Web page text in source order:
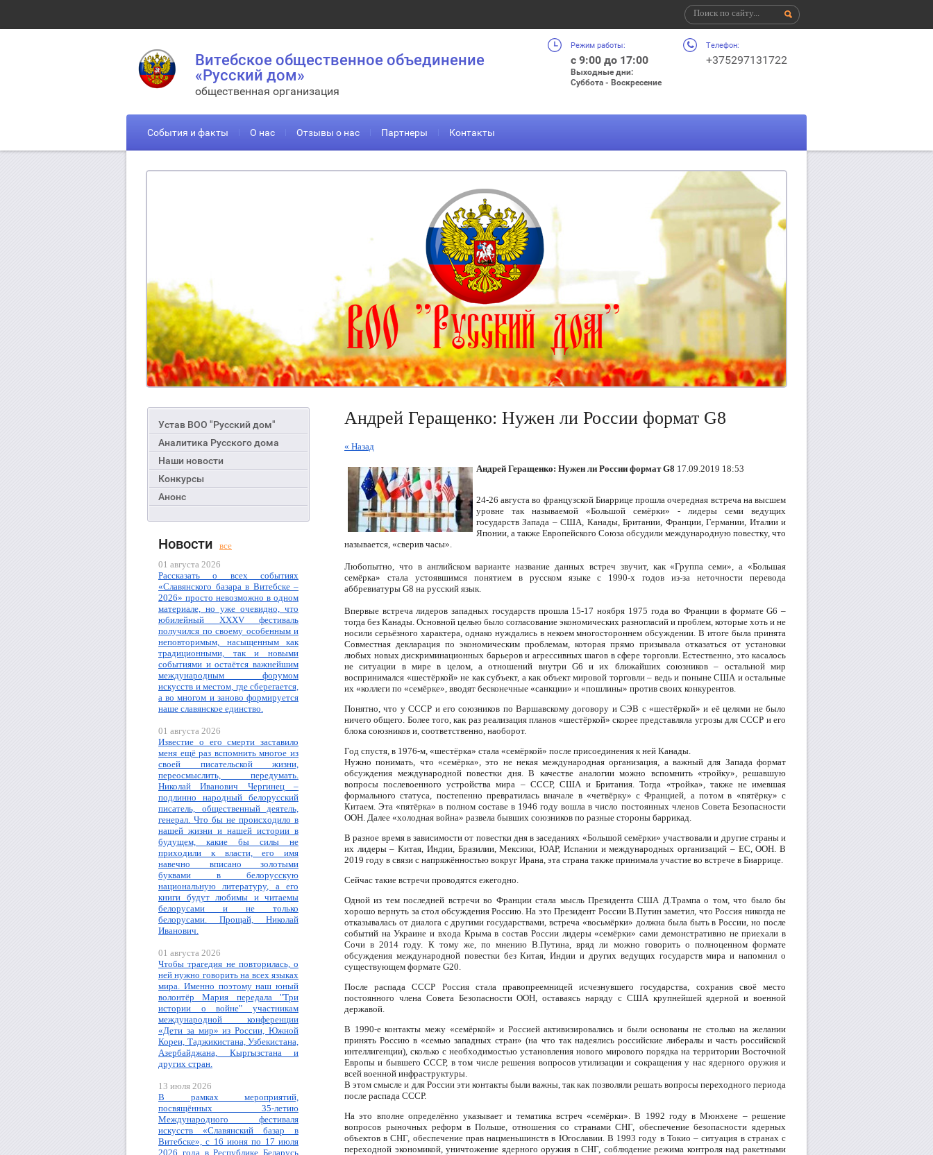
Витебское общественное объединение
«Русский дом»
общественная организация
Телефон:
+375297131722
Режим работы:
с 9:00 до 17:00
Выходные дни:
Суббота - Воскресение
События и факты О нас Отзывы о нас Партнеры Контакты
Устав ВОО "Русский дом"
Аналитика Русского дома
Наши новости
Конкурсы
Анонс
Новости
все
01 августа 2026
Рассказать о всех событиях
«Славянского базара в Витебске –
2026» просто невозможно в одном
материале, но уже очевидно, что
юбилейный XXXV фестиваль
получился по своему особенным и
неповторимым, насыщенным как
традиционными, так и новыми
событиями и остаётся важнейшим
международным форумом
искусств и местом, где сберегается,
а во многом и заново формируется
наше славянское единство.
01 августа 2026
Известие о его смерти заставило
меня ещё раз вспомнить многое из
своей писательской жизни,
переосмыслить, передумать.
Николай Иванович Чергинец –
подлинно народный белорусский
писатель, общественный деятель,
генерал. Что бы не происходило в
нашей жизни и нашей истории в
будущем, какие бы силы не
приходили к власти, его имя
навечно вписано золотыми
буквами в белорусскую
национальную литературу, а его
книги будут любимы и читаемы
белорусами и не только
белорусами. Прощай, Николай
Иванович.
01 августа 2026
Чтобы трагедия не повторилась, о
ней нужно говорить на всех языках
мира. Именно поэтому наш юный
волонтёр Мария передала "Три
истории о войне" участникам
международной конференции
«Дети за мир» из России, Южной
Кореи, Таджикистана, Узбекистана,
Азербайджана, Кыргызстана и
других стран.
13 июля 2026
В рамках мероприятий,
посвящённых 35-летию
Международного фестиваля
искусств «Славянский базар в
Витебске», с 16 июня по 17 июля
2026 года в Республике Беларусь
Андрей Геращенко: Нужен ли России формат G8
« Назад
Андрей Геращенко: Нужен ли России формат G8 17.09.2019 18:53
24-26 августа во французской Биаррице прошла очередная встреча на высшем
уровне так называемой «Большой семёрки» - лидеры семи ведущих
государств Запада – США, Канады, Британии, Франции, Германии, Италии и
Японии, а также Европейского Союза обсудили международную повестку, что
называется, «сверив часы».
Любопытно, что в английском варианте название данных встреч звучит, как «Группа семи», а «Большая
семёрка» стала устоявшимся понятием в русском языке с 1990-х годов из-за неточности перевода
аббревиатуры G8 на русский язык.
Впервые встреча лидеров западных государств прошла 15-17 ноября 1975 года во Франции в формате G6 –
тогда без Канады. Основной целью было согласование экономических разногласий и проблем, которые хоть и не
носили серьёзного характера, однако нуждались в некоем многостороннем обсуждении. В итоге была принята
Совместная декларация по экономическим проблемам, которая прямо призывала отказаться от установки
любых новых дискриминационных барьеров и агрессивных шагов в сфере торговли. Естественно, это касалось
не ситуации в мире в целом, а отношений внутри G6 и их ближайших союзников – остальной мир
воспринимался «шестёркой» не как субъект, а как объект мировой торговли – ведь и поныне США и остальные
их «коллеги по «семёрке», вводят бесконечные «санкции» и «пошлины» против своих конкурентов.
Понятно, что у СССР и его союзников по Варшавскому договору и СЭВ с «шестёркой» и её целями не было
ничего общего. Более того, как раз реализация планов «шестёркой» скорее представляла угрозы для СССР и его
блока союзников и, соответственно, наоборот.
Год спустя, в 1976-м, «шестёрка» стала «семёркой» после присоединения к ней Канады.
Нужно понимать, что «семёрка», это не некая международная организация, а важный для Запада формат
обсуждения международной повестки дня. В качестве аналогии можно вспомнить «тройку», решавшую
вопросы послевоенного устройства мира – СССР, США и Британия. Тогда «тройка», также не имевшая
формального статуса, постепенно превратилась вначале в «четвёрку» с Францией, а потом в «пятёрку» с
Китаем. Эта «пятёрка» в полном составе в 1946 году вошла в число постоянных членов Совета Безопасности
ООН. Далее «холодная война» развела бывших союзников по разные стороны баррикад.
В разное время в зависимости от повестки дня в заседаниях «Большой семёрки» участвовали и другие страны и
их лидеры – Китая, Индии, Бразилии, Мексики, ЮАР, Испании и международных организаций – ЕС, ООН. В
2019 году в связи с напряжённостью вокруг Ирана, эта страна также принимала участие во встрече в Биаррице.
Сейчас такие встречи проводятся ежегодно.
Одной из тем последней встречи во Франции стала мысль Президента США Д.Трампа о том, что было бы
хорошо вернуть за стол обсуждения Россию. На это Президент России В.Путин заметил, что Россия никогда не
отказывалась от диалога с другими государствами, встреча «восьмёрки» должна была быть в России, но после
событий на Украине и входа Крыма в состав России лидеры «семёрки» сами демонстративно не приехали в
Сочи в 2014 году. К тому же, по мнению В.Путина, вряд ли можно говорить о полноценном формате
обсуждения международной повестки без Китая, Индии и других ведущих государств мира и напомнил о
существующем формате G20.
После распада СССР Россия стала правопреемницей исчезнувшего государства, сохранив своё место
постоянного члена Совета Безопасности ООН, оставаясь наряду с США крупнейшей ядерной и военной
державой.
В 1990-е контакты межу «семёркой» и Россией активизировались и были основаны не столько на желании
принять Россию в «семью западных стран» (на что так надеялись российские либералы и часть российской
интеллигенции), сколько с необходимостью установления нового мирового порядка на территории Восточной
Европы и бывшего СССР, в том числе решения вопросов утилизации и сокращения у нас ядерного оружия и
всей военной инфраструктуры.
В этом смысле и для России эти контакты были важны, так как позволяли решать вопросы переходного периода
после распада СССР.
На это вполне определённо указывает и тематика встреч «семёрки». В 1992 году в Мюнхене – решение
вопросов рыночных реформ в Польше, отношения со странами СНГ, обеспечение безопасности ядерных
объектов в СНГ, обеспечение прав нацменьшинств в Югославии. В 1993 году в Токио – ситуация в странах с
переходной экономикой, уничтожение ядерного оружия в СНГ, соблюдение режима контроля над ракетными